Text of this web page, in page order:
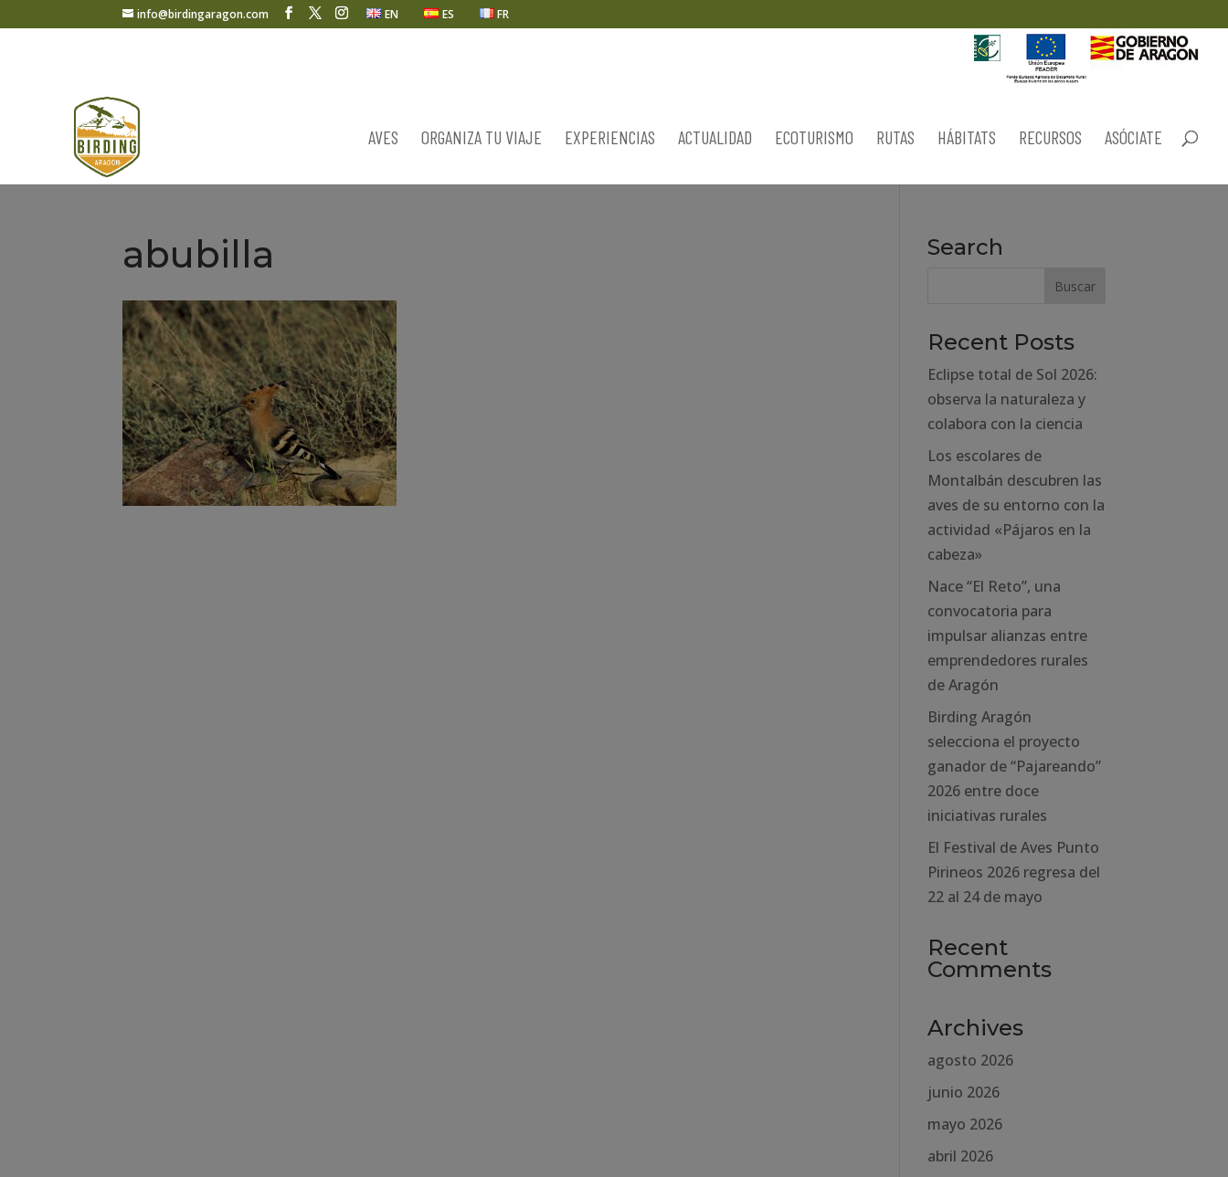
info@birdingaragon.com EN ES FR
AVES ORGANIZA TU VIAJE EXPERIENCIAS ACTUALIDAD ECOTURISMO RUTAS HÁBITATS RECURSOS ASÓCIATE
abubilla Search
Recent Posts
Eclipse total de Sol 2026:
observa la naturaleza y
colabora con la ciencia
Los escolares de
Montalbán descubren las
aves de su entorno con la
actividad «Pájaros en la
cabeza»
Nace “El Reto”, una
convocatoria para
impulsar alianzas entre
emprendedores rurales
de Aragón
Birding Aragón
selecciona el proyecto
ganador de “Pajareando”
2026 entre doce
iniciativas rurales
El Festival de Aves Punto
Pirineos 2026 regresa del
22 al 24 de mayo
Recent
Comments
Archives
agosto 2026
junio 2026
mayo 2026
abril 2026